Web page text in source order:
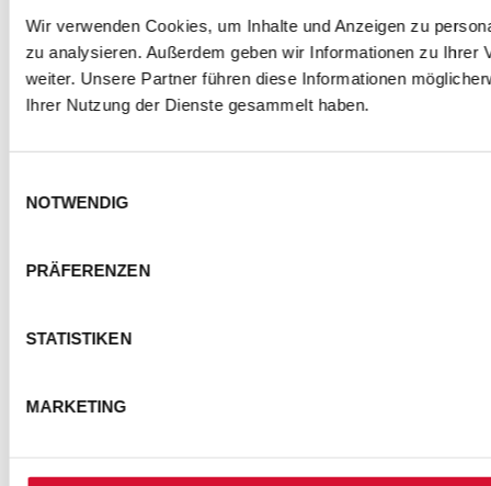
Wir verwenden Cookies, um Inhalte und Anzeigen zu
zu analysieren. Außerdem geben wir Informationen zu
weiter. Unsere Partner führen diese Informationen
Ihrer Nutzung der Dienste gesammelt haben.
NOTWENDIG
PRÄFERENZEN
STATISTIKEN
MARKETING